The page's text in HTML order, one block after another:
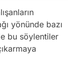
yönünde bazı
bu söylentiler